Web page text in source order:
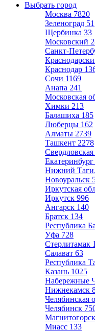
Выбрать город
Москва 7820
Зеленоград 51
Щербинка 33
Московский
Санкт-
Краснодар
Сочи 1169
Анапа 241
Московская
Химки 213
Балашиха 185
Люберцы 162
Алматы 2739
Ташкент 2278
Свердловская
Екатеринбург
Нижний
Новоуральск
Иркутская
Иркутск 996
Ангарск 140
Братск 134
Республика
Уфа 728
Стерлитамак
Салават 63
Республика
Казань 1025
Набережные
Нижнекамск
Челябинская
Челябинск
Магнитогорск
Миасс 133